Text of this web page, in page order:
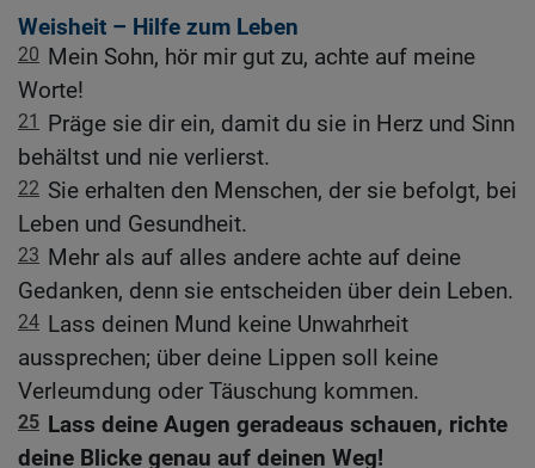
Weisheit – Hilfe zum Leben
20 Mein Sohn, hör mir gut zu, achte auf meine
Worte!
21 Präge sie dir ein, damit du sie in Herz und Sinn
behältst und nie verlierst.
22 Sie erhalten den Menschen, der sie befolgt, bei
Leben und Gesundheit.
23 Mehr als auf alles andere achte auf deine
Gedanken, denn sie entscheiden über dein Leben.
24 Lass deinen Mund keine Unwahrheit
aussprechen; über deine Lippen soll keine
Verleumdung oder Täuschung kommen.
25 Lass deine Augen geradeaus schauen, richte
deine Blicke genau auf deinen Weg!